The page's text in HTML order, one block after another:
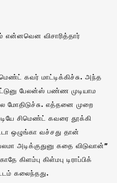
என்னவென விசாரித்தார்
கவர் மாட்டிக்கிச்சு. அந்த
பேலன்ஸ் பண்ண முடியாம
மோதிடுச்சு. எத்தனை முறை
சிமெண்ட் கவரை தூக்கி
ஒழுங்கா வச்சது தான்
அடிக்குதுனு கதை விடுவான்”
கிளம்பு கிள்மபு டிராப்பிக்
கலைந்தது.